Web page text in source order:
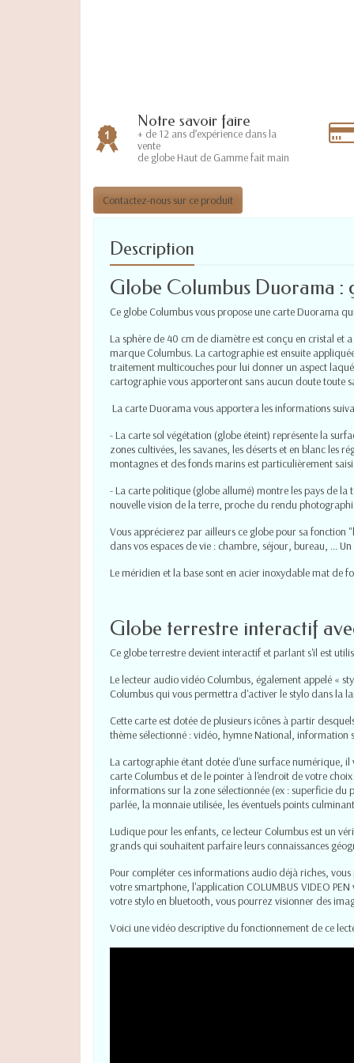
Notre savoir faire
+ de 12 ans d’expérience dans la
vente
de globe Haut de Gamme fait main
Contactez-nous sur ce produit
Description
Globe Columbus Duorama :
Ce globe Columbus vous propose une carte Duorama
La sphère de 40 cm de diamètre est conçu en cristal et
marque Columbus. La cartographie est ensuite
traitement multicouches pour lui donner un aspect
cartographie vous apporteront sans aucun doute toute
La carte Duorama vous apportera les informations
- La carte sol végétation (globe éteint) représente la
zones cultivées, les savanes, les déserts et en blanc les
montagnes et des fonds marins est particulièrement
- La carte politique (globe allumé) montre les pays de
nouvelle vision de la terre, proche du rendu
Vous apprécierez par ailleurs ce globe pour sa
dans vos espaces de vie : chambre, séjour, bureau, ...
Le méridien et la base sont en acier inoxydable mat de
Globe terrestre interactif
Ce globe terrestre devient interactif et parlant s'il est
Le lecteur audio vidéo Columbus, également appelé «
Columbus qui vous permettra d'activer le stylo dans la
Cette carte est dotée de plusieurs icônes à partir
thème sélectionné : vidéo, hymne National, information
La cartographie étant dotée d'une surface numérique,
carte Columbus et de le pointer à l'endroit de votre
informations sur la zone sélectionnée (ex : superficie
parlée, la monnaie utilisée, les éventuels points
Ludique pour les enfants, ce lecteur Columbus est un
grands qui souhaitent parfaire leurs connaissances
Pour compléter ces informations audio déjà riches,
votre smartphone, l'application COLUMBUS VIDEO
votre stylo en bluetooth, vous pourrez visionner des
Voici une vidéo descriptive du fonctionnement de ce